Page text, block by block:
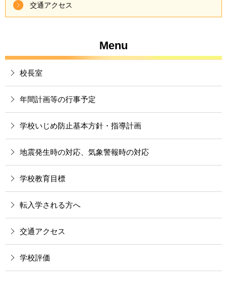
交通アクセス
Menu
校長室
年間計画等の行事予定
学校いじめ防止基本方針・指導計画
地震発生時の対応、気象警報時の対応
学校教育目標
転入学される方へ
交通アクセス
学校評価